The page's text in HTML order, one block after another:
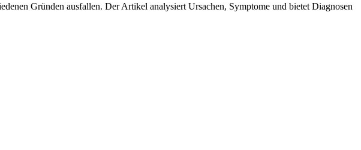
Gründen ausfallen. Der Artikel analysiert Ursachen, Symptome und bietet Diagnosen